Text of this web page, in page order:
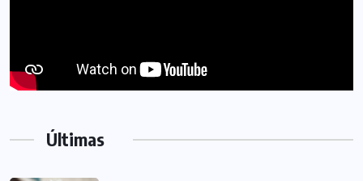
Últimas